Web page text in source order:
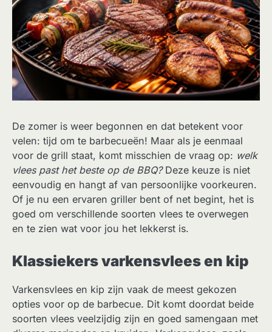
De zomer is weer begonnen en dat betekent voor
velen: tijd om te barbecueën! Maar als je eenmaal
voor de grill staat, komt misschien de vraag op: welk
vlees past het beste op de BBQ?Deze keuze is niet
eenvoudig en hangt af van persoonlijke voorkeuren.
Of je nu een ervaren griller bent of net begint, het is
goed om verschillende soorten vlees te overwegen
en te zien wat voor jou het lekkerst is.
Klassiekers varkensvlees en kip
Varkensvlees en kip zijn vaak de meest gekozen
opties voor op de barbecue. Dit komt doordat beide
soorten vlees veelzijdig zijn en goed samengaan met